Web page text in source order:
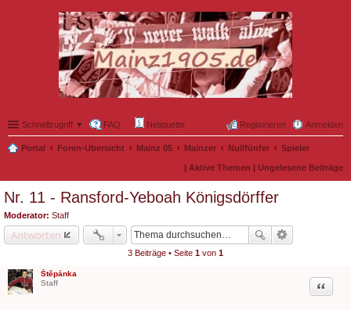
Schnellzugriff ▼ FAQ Netiquette Anmelden
Registrieren
Portal Foren-Übersicht Mainz 05 Mainzer Nullfünfer Spieler
| Aktive Themen | Ungelesene Beiträge
Nr. 11 - Ransford-Yeboah Königsdörffer
Moderator: Staff
Antworten
3 Beiträge • Seite 1 von 1
Štěpánka
Staff
Zitat